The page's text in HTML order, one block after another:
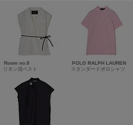
Room no.8
リネン混ベスト
POLO RALPH LAUREN
スタンダードポロシャツ